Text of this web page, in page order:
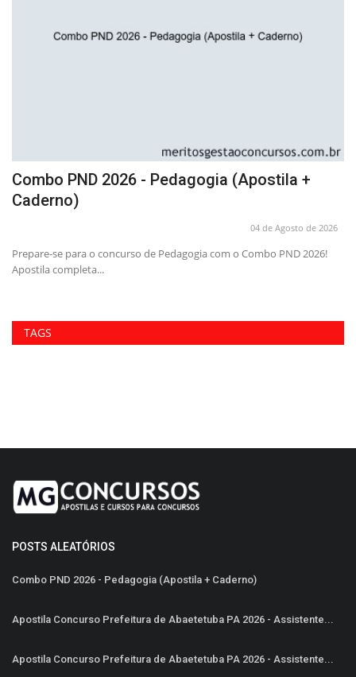
Combo PND 2026 - Pedagogia (Apostila +
Caderno)
04 de Agosto de 2026
Prepare-se para o concurso de Pedagogia com o Combo PND 2026!
Apostila completa...
TAGS
POSTS ALEATÓRIOS
Combo PND 2026 - Pedagogia (Apostila + Caderno)
Apostila Concurso Prefeitura de Abaetetuba PA 2026 - Assistente...
Apostila Concurso Prefeitura de Abaetetuba PA 2026 - Assistente...